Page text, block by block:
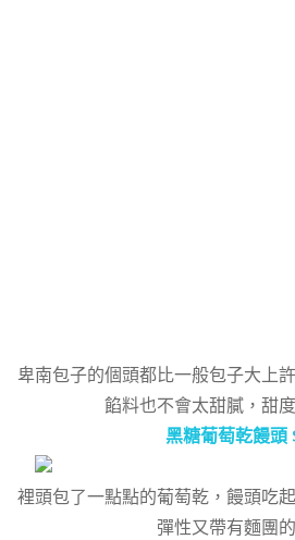
卑南包子的個頭都比一般包子大上
餡料也不會太甜膩，甜
黑糖葡萄乾饅頭
裡頭包了一點點的葡萄乾，饅頭吃
彈性又帶有麵團